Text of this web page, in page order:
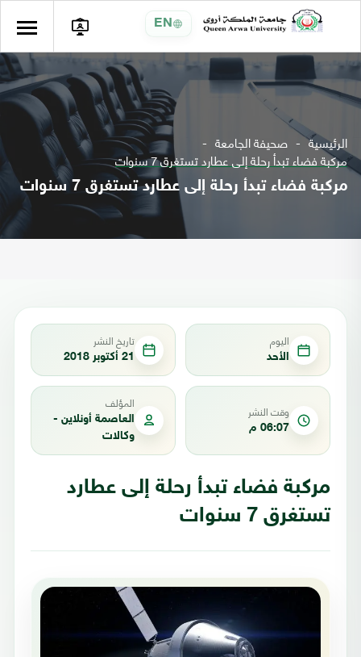
EN
الرئيسية صحيفة الجامعة
مركبة فضاء تبدأ رحلة إلى عطارد تستغرق 7 سنوات
مركبة فضاء تبدأ رحلة إلى عطارد تستغرق 7 سنوات
اليوم
الأحد
تاريخ النشر
21 أكتوبر 2018
وقت النشر
06:07 م
المؤلف
العاصمة أونلاين -
وكالات
مركبة فضاء تبدأ رحلة إلى عطارد
تستغرق 7 سنوات